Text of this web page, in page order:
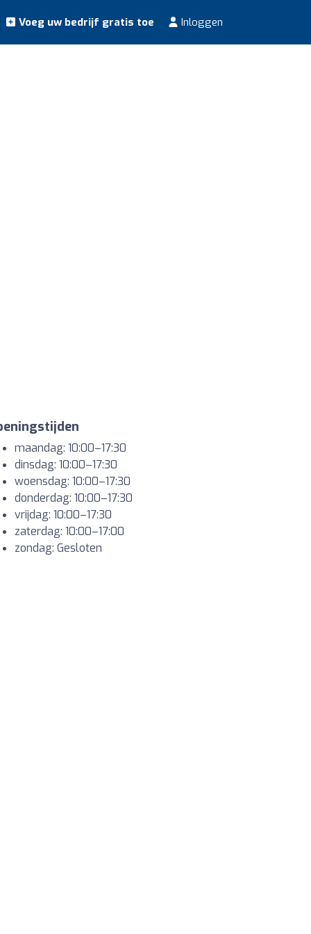
Voeg uw bedrijf gratis toe Inloggen
maandag: 10:00–17:30
dinsdag: 10:00–17:30
woensdag: 10:00–17:30
donderdag: 10:00–17:30
vrijdag: 10:00–17:30
zaterdag: 10:00–17:00
zondag: Gesloten